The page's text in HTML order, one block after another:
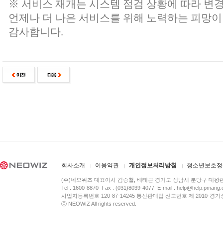
※ 서비스 재개는 시스템 점검 상황에 따라 변
언제나 더 나은 서비스를 위해 노력하는 피망
감사합니다.
회사소개 이용약관 개인정보처리방침 청소년보호
(주)네오위즈 대표이사 김승철, 배태근 경기도 성남시 분당구 대왕
Tel : 1600-8870 Fax : (031)8039-4077 E-mail :
사업자등록번호 120-87-14245 통신판매업 신고번호 제 2010-경
ⓒ NEOWIZ All rights reserved.